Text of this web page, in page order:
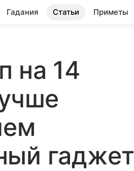
Гадания Статьи Приметы
на 14
гаджет